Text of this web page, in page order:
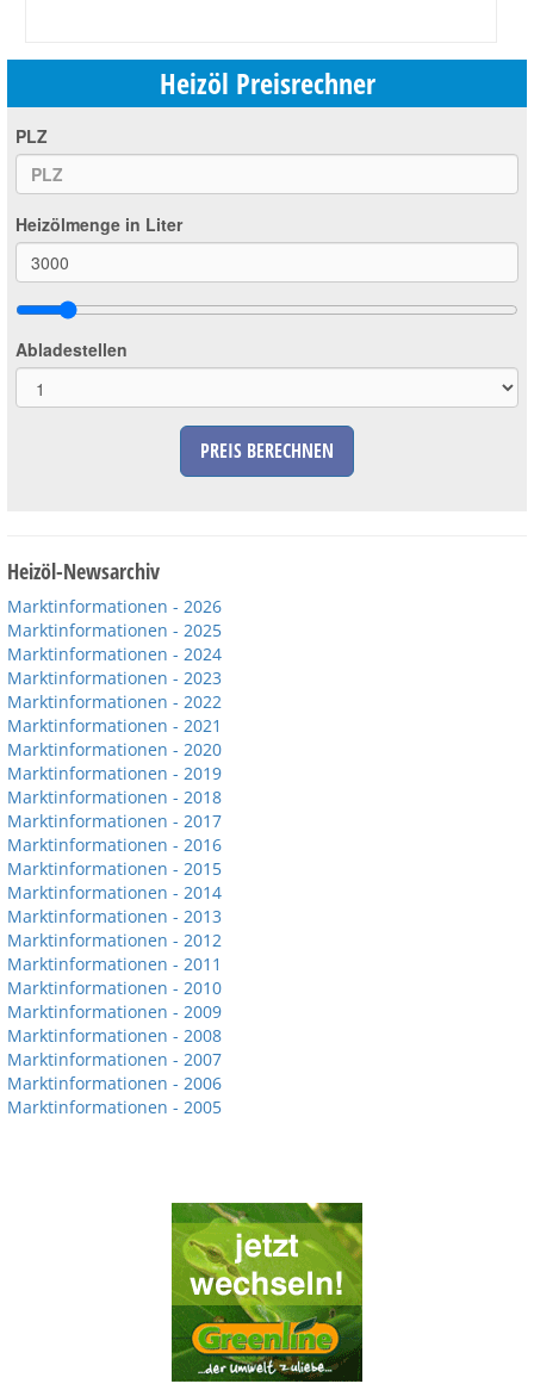
Heizöl Preisrechner
PLZ
Heizölmenge in Liter
Abladestellen
PREIS BERECHNEN
Heizöl-Newsarchiv
Marktinformationen - 2026
Marktinformationen - 2025
Marktinformationen - 2024
Marktinformationen - 2023
Marktinformationen - 2022
Marktinformationen - 2021
Marktinformationen - 2020
Marktinformationen - 2019
Marktinformationen - 2018
Marktinformationen - 2017
Marktinformationen - 2016
Marktinformationen - 2015
Marktinformationen - 2014
Marktinformationen - 2013
Marktinformationen - 2012
Marktinformationen - 2011
Marktinformationen - 2010
Marktinformationen - 2009
Marktinformationen - 2008
Marktinformationen - 2007
Marktinformationen - 2006
Marktinformationen - 2005